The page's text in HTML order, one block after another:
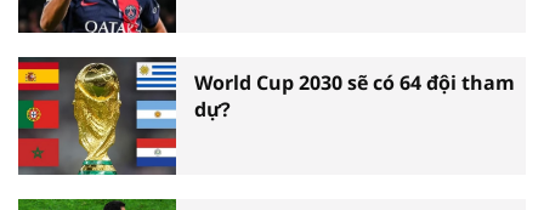
World Cup 2030 sẽ có 64 đội tham
dự?